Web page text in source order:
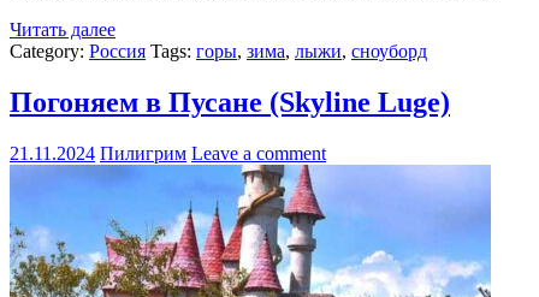
Читать далее
Category: Россия Tags: горы, зима, лыжи, сноуборд
Погоняем в Пусане (Skyline Luge)
21.11.2024 Пилигрим Leave a comment